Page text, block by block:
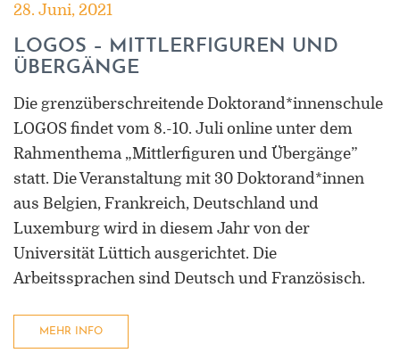
28. Juni, 2021
LOGOS – MITTLERFIGUREN UND
ÜBERGÄNGE
Die grenzüberschreitende Doktorand*innenschule
LOGOS findet vom 8.-10. Juli online unter dem
Rahmenthema „Mittlerfiguren und Übergänge”
statt. Die Veranstaltung mit 30 Doktorand*innen
aus Belgien, Frankreich, Deutschland und
Luxemburg wird in diesem Jahr von der
Universität Lüttich ausgerichtet. Die
Arbeitssprachen sind Deutsch und Französisch.
MEHR INFO